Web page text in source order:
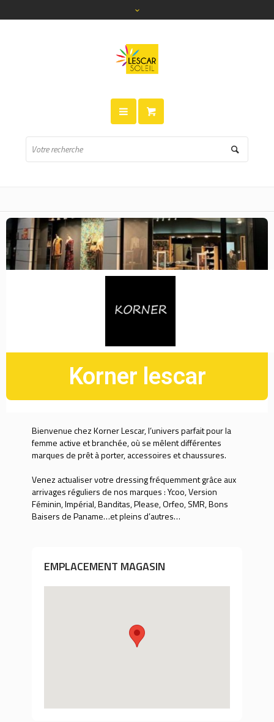
Korner lescar
Bienvenue chez Korner Lescar, l’univers parfait pour la
femme active et branchée, où se mêlent différentes
marques de prêt à porter, accessoires et chaussures.
Venez actualiser votre dressing fréquemment grâce aux
arrivages réguliers de nos marques : Ycoo, Version
Féminin, Impérial, Banditas, Please, Orfeo, SMR, Bons
Baisers de Paname…et pleins d’autres…
EMPLACEMENT MAGASIN